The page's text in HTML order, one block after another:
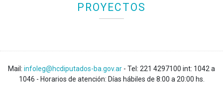
PROYECTOS
Mail: infoleg@hcdiputados-ba.gov.ar - Tel: 221 4297100 int: 1042 a
1046 - Horarios de atención: Días hábiles de 8:00 a 20:00 hs.